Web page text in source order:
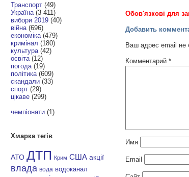
Транспорт (49)
Україна (3 411)
вибори 2019 (40)
війна (696)
економіка (479)
кримінал (180)
культура (42)
освіта (12)
погода (19)
політика (609)
скандали (33)
спорт (29)
цікаве (299)
чемпіонати (1)
Хмарка тегів
АТО ДТП Крим США акції
влада вода водоканал
Обов'язкові для
Добавить
Ваш адрес email не
Комментарий*
Имя
Email